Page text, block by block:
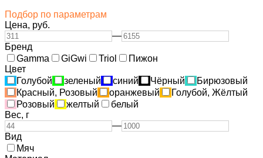
Подбор по параметрам
Цена, руб.
—
Бренд
Gamma
GiGwi Triol
Пижон
Цвет
Голубой
зеленый синий Чёрный
Бирюзовый
Красный, Розовый
оранжевый
Голубой, Жёлтый
Розовый
желтый
белый
Вес, г
—
Вид
Мяч